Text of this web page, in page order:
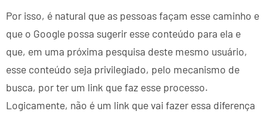
Por isso, é natural que as pessoas façam esse caminho e
que o Google possa sugerir esse conteúdo para ela e
que, em uma próxima pesquisa deste mesmo usuário,
esse conteúdo seja privilegiado, pelo mecanismo de
busca, por ter um link que faz esse processo.
Logicamente, não é um link que vai fazer essa diferença